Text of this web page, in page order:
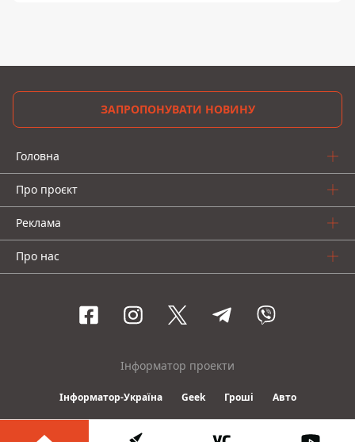
ЗАПРОПОНУВАТИ НОВИНУ
Головна
Про проєкт
Реклама
Про нас
Інформатор проекти
Інформатор-Україна Geek Гроші Авто